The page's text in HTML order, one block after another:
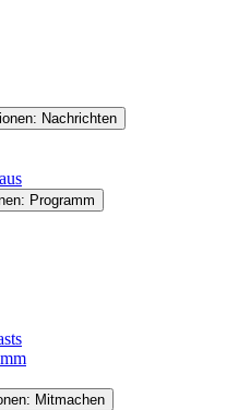
Nachrichten
Programm
Mitmachen